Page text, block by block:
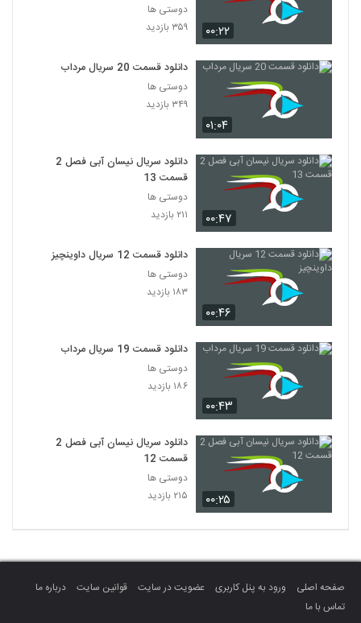
۰۰:۲۲
دوستی ها
۳۵۹ بازدید
۰۱:۰۴
دانلود قسمت 20 سریال مرداب
دوستی ها
۳۴۹ بازدید
۰۰:۴۷
دانلود سریال نیسان آبی فصل 2
قسمت 13
دوستی ها
۲۱۱ بازدید
۰۰:۴۶
دانلود قسمت 12 سریال داوینچیز
دوستی ها
۱۸۳ بازدید
۰۰:۴۳
دانلود قسمت 19 سریال مرداب
دوستی ها
۱۸۶ بازدید
۰۰:۲۵
دانلود سریال نیسان آبی فصل 2
قسمت 12
دوستی ها
۲۱۵ بازدید
صفحه اصلی ورود به پنل کاربری عضویت در سایت قوانین سایت
درباره ما
تماس با ما